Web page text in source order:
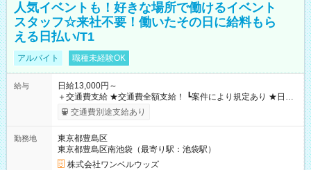
人気イベントも！好きな場所で働けるイベント
スタッフ☆来社不要！働いたその日に給料もら
える日払い/T1
アルバイト 職種未経験OK
給与
日給13,000円～
＋交通費支給 ★交通費全額支給！ ┗案件により規定あり ★日払
いOK！（規定あり） ┗働いたその日に現金GET♪ お仕事後はコ
ンビニATMから 日払い分を引き落とせます！ 【試用期間】試
交通費別途支給あり
勤務地
東京都豊島区
東京都豊島区南池袋（最寄り駅：池袋駅）
株式会社ワンベルウッズ